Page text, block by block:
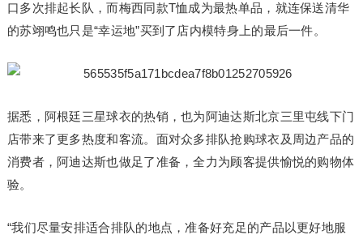
口多次排起长队，而梅西同款T恤成为最热单品，就连保送清华
的苏翊鸣也只是“幸运地”买到了店内模特身上的最后一件。
据悉，阿根廷三星球衣的热销，也为阿迪达斯北京三里屯线下门
店带来了更多热度和客流。面对众多排队抢购球衣及周边产品的
消费者，阿迪达斯也做足了准备，全力为顾客提供愉悦的购物体
验。
“我们尽量安排适合排队的地点，准备好充足的产品以更好地服